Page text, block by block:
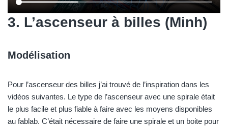
3. L’ascenseur à billes (Minh)
Modélisation
Pour l’ascenseur des billes j’ai trouvé de l’inspiration dans les
vidéos suivantes. Le type de l’ascenseur avec une spirale était
le plus facile et plus fiable à faire avec les moyens disponibles
au fablab. C’était nécessaire de faire une spirale et un boite pour